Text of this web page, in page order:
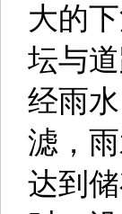
大的
坛与
经雨
滤，
达到